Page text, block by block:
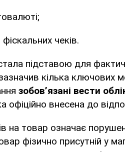
чеків.
підставою для
кілька ключових
зобов’язані вести
внесена до
на товар означає
фізично присутній у